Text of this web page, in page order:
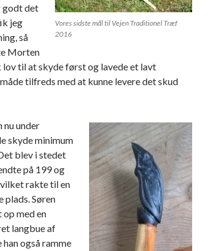
Vores sidste mål til Vejen Traditionel Træf
2016
godt det
jeg
så
Morten
lov til at skyde først og lavede et lavt
tilfreds med at kunne levere det skud
under
skyde minimum
blev i stedet
på 199 og
rakte til en
plads. Søren
op med en
langbue af
også ramme